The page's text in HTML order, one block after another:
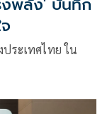
ระเทศไทย ใน